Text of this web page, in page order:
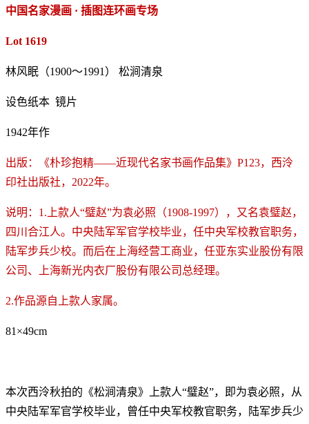
中国名家漫画 · 插图连环画专场
Lot 1619
林风眠（1900～1991） 松涧清泉
设色纸本 镜片
1942年作
出版：《朴珍抱精——近现代名家书画作品集》P123，西泠
印社出版社，2022年。
说明：1.上款人“璧赵”为袁必照（1908-1997），又名袁璧赵，
四川合江人。中央陆军军官学校毕业，任中央军校教官职务，
陆军步兵少校。而后在上海经营工商业，任亚东实业股份有限
公司、上海新光内衣厂股份有限公司总经理。
2.作品源自上款人家属。
81×49cm
本次西泠秋拍的《松涧清泉》上款人“璧赵”，即为袁必照，从
中央陆军军官学校毕业，曾任中央军校教官职务，陆军步兵少